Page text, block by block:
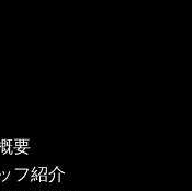
要
フ紹介